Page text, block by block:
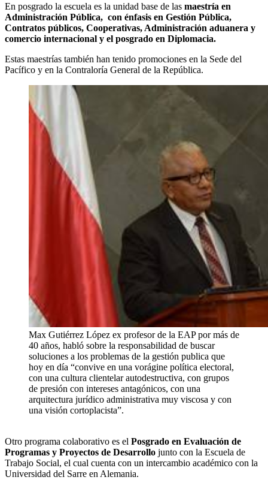
En posgrado la escuela es la unidad base de las maestría en
Administración Pública, con énfasis en Gestión Pública,
Contratos públicos, Cooperativas, Administración aduanera y
comercio internacional y el posgrado en Diplomacia.
Estas maestrías también han tenido promociones en la Sede del
Pacífico y en la Contraloría General de la República.
Max Gutiérrez López ex profesor de la EAP por más de
40 años, habló sobre la responsabilidad de buscar
soluciones a los problemas de la gestión publica que
hoy en día “convive en una vorágine política electoral,
con una cultura clientelar autodestructiva, con grupos
de presión con intereses antagónicos, con una
arquitectura jurídico administrativa muy viscosa y con
una visión cortoplacista”.
Otro programa colaborativo es el Posgrado en Evaluación de
Programas y Proyectos de Desarrollo junto con la Escuela de
Trabajo Social, el cual cuenta con un intercambio académico con la
Universidad del Sarre en Alemania.